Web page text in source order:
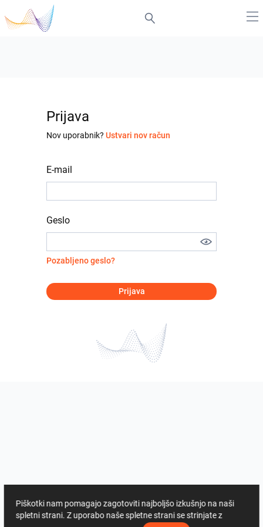
Prijava
Nov uporabnik? Ustvari nov račun
E-mail
Geslo
Pozabljeno geslo?
Prijava
Piškotki nam pomagajo zagotoviti najboljšo izkušnjo na naši
spletni strani. Z uporabo naše spletne strani se strinjate z